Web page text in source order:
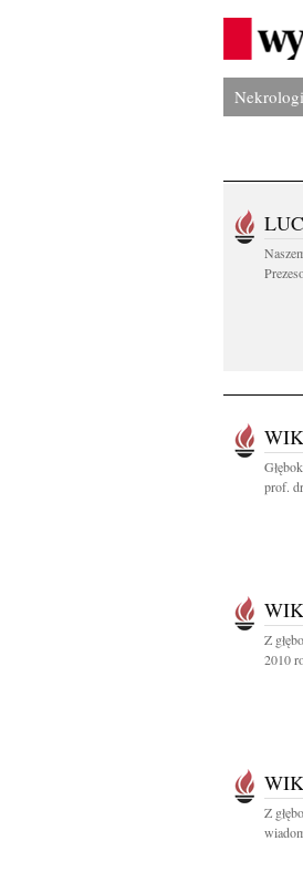
Nekrologi
prof.
Z
2010
Z